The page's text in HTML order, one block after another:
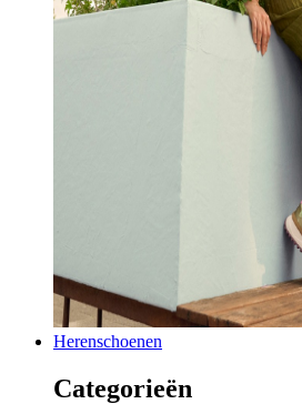
Herenschoenen
Categorieën